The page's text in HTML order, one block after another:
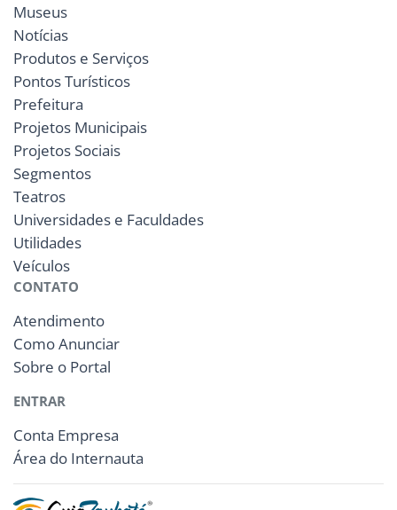
Museus
Notícias
Produtos e Serviços
Pontos Turísticos
Prefeitura
Projetos Municipais
Projetos Sociais
Segmentos
Teatros
Universidades e Faculdades
Utilidades
Veículos
CONTATO
Atendimento
Como Anunciar
Sobre o Portal
ENTRAR
Conta Empresa
Área do Internauta